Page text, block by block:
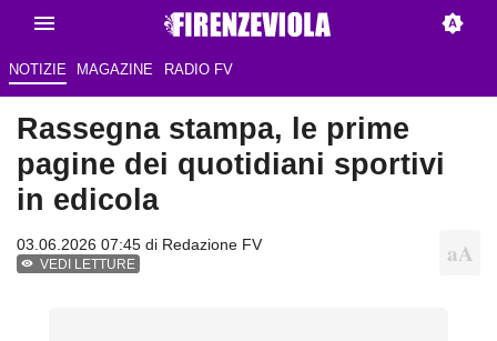
NOTIZIE MAGAZINE RADIO FV
Rassegna stampa, le prime
pagine dei quotidiani sportivi
in edicola
03.06.2026 07:45 di Redazione FV
VEDI LETTURE